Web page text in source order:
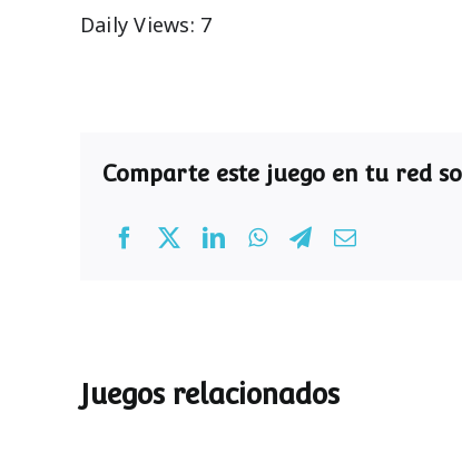
Daily Views: 7
Comparte este juego en tu red
Juegos relacionados